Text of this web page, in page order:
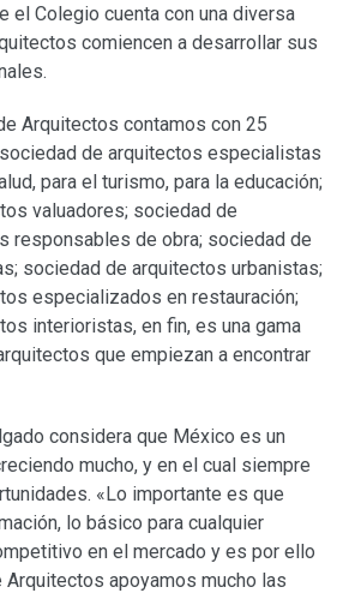
el Colegio cuenta con una diversa
comiencen a desarrollar sus
Arquitectos contamos con 25
de arquitectos especialistas
para el turismo, para la educación;
valuadores; sociedad de
responsables de obra; sociedad de
sociedad de arquitectos urbanistas;
especializados en restauración;
interioristas, en fin, es una gama
que empiezan a encontrar
considera que México es un
mucho, y en el cual siempre
«Lo importante es que
lo básico para cualquier
en el mercado y es por ello
apoyamos mucho las